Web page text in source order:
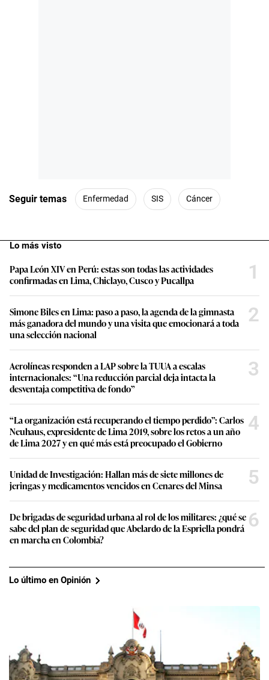
Seguir temas Enfermedad SIS Cáncer
Lo más visto
Papa León XIV en Perú: estas son todas las actividades
confirmadas en Lima, Chiclayo, Cusco y Pucallpa
1
Simone Biles en Lima: paso a paso, la agenda de la gimnasta
más ganadora del mundo y una visita que emocionará a toda
una selección nacional
2
Aerolíneas responden a LAP sobre la TUUA a escalas
internacionales: “Una reducción parcial deja intacta la
desventaja competitiva de fondo”
3
“La organización está recuperando el tiempo perdido”: Carlos
Neuhaus, expresidente de Lima 2019, sobre los retos a un año
de Lima 2027 y en qué más está preocupado el Gobierno
4
Unidad de Investigación: Hallan más de siete millones de
jeringas y medicamentos vencidos en Cenares del Minsa
5
De brigadas de seguridad urbana al rol de los militares: ¿qué se
sabe del plan de seguridad que Abelardo de la Espriella pondrá
en marcha en Colombia?
6
Lo último en Opinión